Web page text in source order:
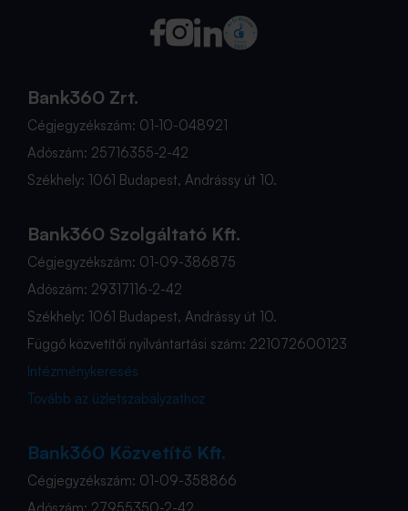
Bank360 Zrt.
Cégjegyzékszám: 01-10-048921
Adószám: 25716355-2-42
Székhely: 1061 Budapest, Andrássy út 10.
Bank360 Szolgáltató Kft.
Cégjegyzékszám: 01-09-386875
Adószám: 29317116-2-42
Székhely: 1061 Budapest, Andrássy út 10.
Függő közvetítői nyilvántartási szám: 221072600123
Intézménykeresés
Tovább az üzletszabályzathoz
Bank360 Közvetítő Kft.
Cégjegyzékszám: 01-09-358866
Adószám: 27955350-2-42